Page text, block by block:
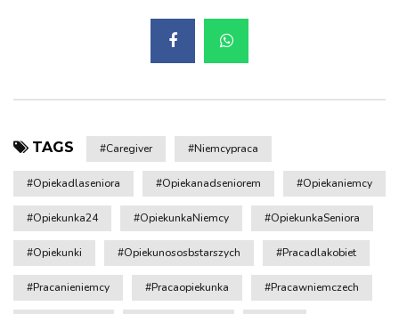
TAGS #caregiver #niemcypraca
#opiekadlaseniora #opiekanadseniorem #opiekaniemcy
#opiekunka24 #opiekunkaNiemcy #OpiekunkaSeniora
#opiekunki #opiekunososbstarszych #pracadlakobiet
#pracanieniemcy #pracaopiekunka #pracawniemczech